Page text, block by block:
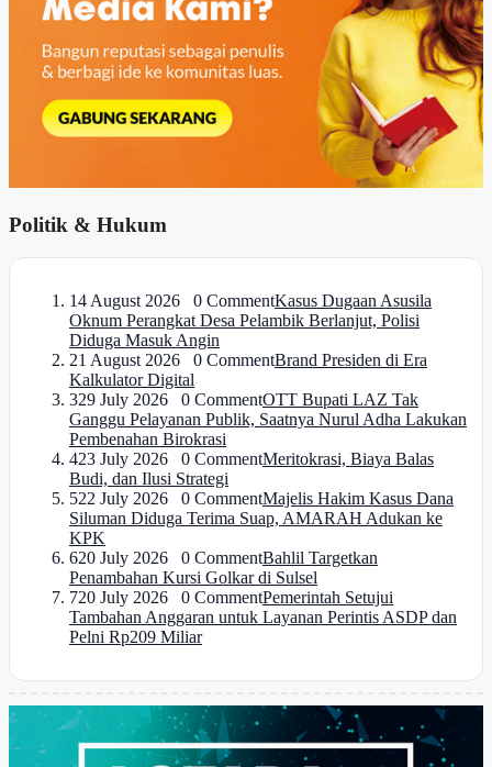
Politik & Hukum
14 August 2026 0 CommentKasus Dugaan Asusila
Oknum Perangkat Desa Pelambik Berlanjut, Polisi
Diduga Masuk Angin
21 August 2026 0 CommentBrand Presiden di Era
Kalkulator Digital
329 July 2026 0 CommentOTT Bupati LAZ Tak
Ganggu Pelayanan Publik, Saatnya Nurul Adha Lakukan
Pembenahan Birokrasi
423 July 2026 0 CommentMeritokrasi, Biaya Balas
Budi, dan Ilusi Strategi
522 July 2026 0 CommentMajelis Hakim Kasus Dana
Siluman Diduga Terima Suap, AMARAH Adukan ke
KPK
620 July 2026 0 CommentBahlil Targetkan
Penambahan Kursi Golkar di Sulsel
720 July 2026 0 CommentPemerintah Setujui
Tambahan Anggaran untuk Layanan Perintis ASDP dan
Pelni Rp209 Miliar